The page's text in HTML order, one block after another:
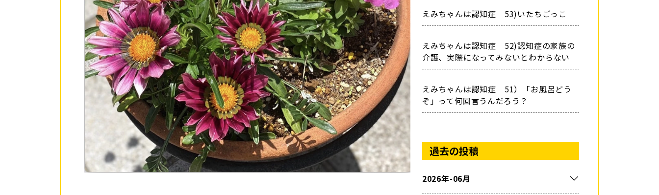
えみちゃんは認知症 53)いたちごっこ
えみちゃんは認知症 52)認知症の家族の
介護、実際になってみないとわからない
えみちゃんは認知症 51）「お風呂どう
ぞ」って何回言うんだろう？
過去の投稿
2026年-06月